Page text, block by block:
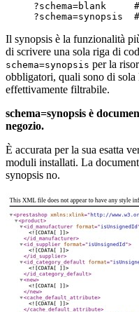
?schema=blank
Il synopsis è la funzionalità
di scrivere una sola riga di
schema=synopsis per la
obbligatori, quali sono di sola
effettivamente filtrabile.
schema=synopsis è
negozio.
È accurata per la sua esatta
moduli installati. La
synopsis no.